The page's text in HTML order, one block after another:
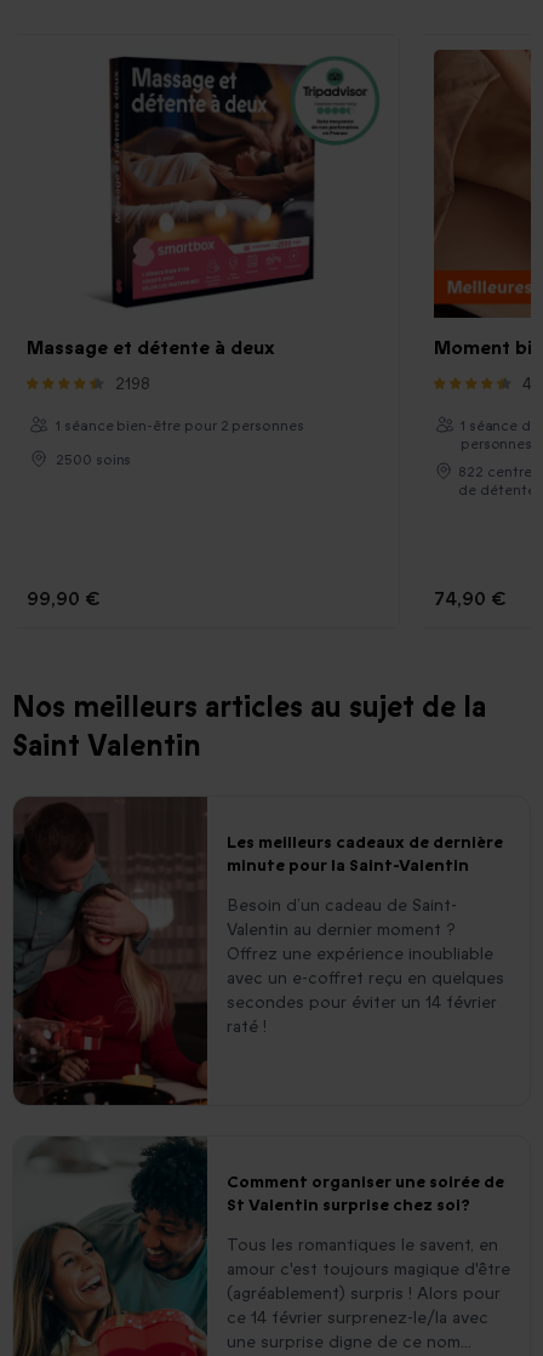
Massage et détente à deux
2198
1 séance bien-être pour 2 personnes
2500 soins
99,90 €
Moment
1 séance
personnes
822
de détente !
74,90 €
Nos meilleurs articles au sujet de la
Saint Valentin
Les meilleurs cadeaux de dernière
minute pour la Saint-Valentin
Besoin d’un cadeau de Saint-
Valentin au dernier moment ?
Offrez une expérience inoubliable
avec un e-coffret reçu en quelques
secondes pour éviter un 14 février
raté !
Comment organiser une soirée de
St Valentin surprise chez soi?
Tous les romantiques le savent, en
amour c'est toujours magique d'être
(agréablement) surpris ! Alors pour
ce 14 février surprenez-le/la avec
une surprise digne de ce nom...